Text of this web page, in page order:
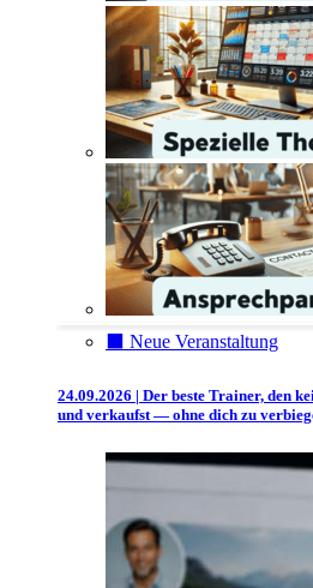
⬛️ Neue Veranstaltung
24.09.2026 | Der beste Trainer, den
und verkaufst — ohne dich zu